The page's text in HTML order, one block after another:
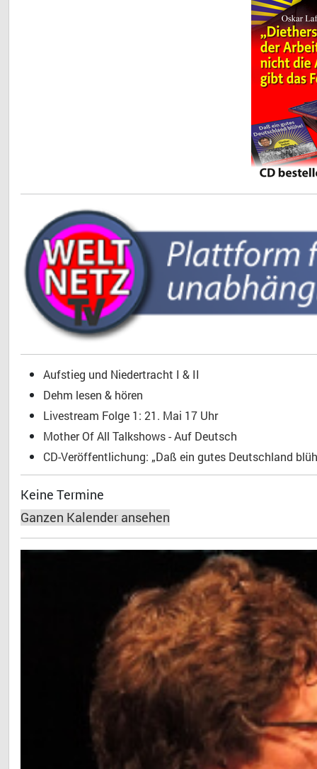
Aufstieg und Niedertracht I & II
Dehm lesen & hören
Livestream Folge 1: 21. Mai 17 Uhr
Mother Of All Talkshows - Auf Deutsch
CD-Veröffentlichung: „Daß ein gutes Deutschland
Keine Termine
Ganzen Kalender ansehen